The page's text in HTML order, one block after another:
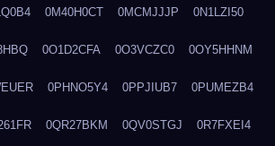
0M40H0CT 0MCMJJJP 0N1LZI50
0O1D2CFA 0O3VCZC0 0OY5HHNM
0PHNO5Y4 0PPJIUB7 0PUMEZB4
0QR27BKM 0QV0STGJ 0R7FXEI4